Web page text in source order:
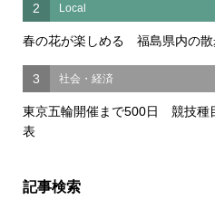
2 Local
春の花が楽しめる 福島県内の散
3 社会・経済
東京五輪開催まで500日 競技種
表
記事検索